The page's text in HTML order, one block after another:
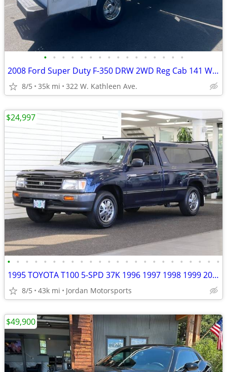
• • • • • • • • • • • • • • • •
2008 Ford Super Duty F-350 DRW 2WD Reg Cab 141 WB 60 CA XLT
8/5 35k mi 322 W. Kathleen Ave.
• • • • • • • • • • • • • • • • • • • • • • • •
1995 TOYOTA T100 5-SPD 37K 1996 1997 1998 1999 2000 2001 tundra tacoma
8/5 43k mi Jordan Motorsports
$24,997
$49,900